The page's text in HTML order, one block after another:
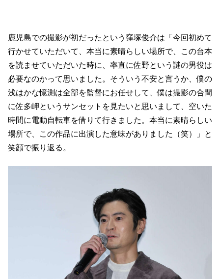
鹿児島での撮影が初だったという窪塚俊介は「今回初めて
行かせていただいて、本当に素晴らしい場所で、この台本
を読ませていただいた時に、率直に佐野という謎の男役は
必要なのかって思いました。そういう不安と言うか、僕の
浅はかな憶測は全部を監督にお任せして、僕は撮影の合間
に佐多岬というサンセットを見たいと思いまして、空いた
時間に電動自転車を借りて行きました。本当に素晴らしい
場所で、この作品に出演した意味がありました（笑）」と
笑顔で振り返る。